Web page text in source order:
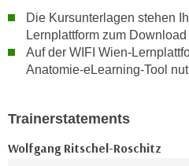
Die Kursunterlagen stehen
Lernplattform zum
Auf der WIFI Wien-
Anatomie-eLearning-Tool
Trainerstatements
Wolfgang Ritschel-Roschitz
n
e
.